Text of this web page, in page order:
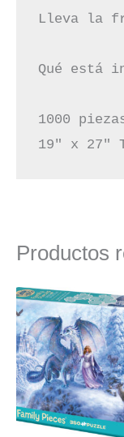
Lleva la
Qué está
1000
19″ x 27″
Productos